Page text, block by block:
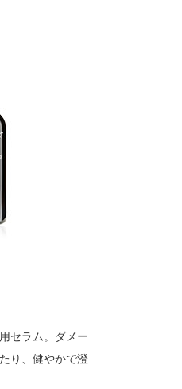
セラム。ダメー
り、健やかで澄